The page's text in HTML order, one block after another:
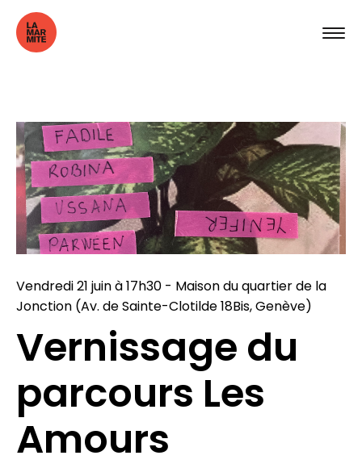
Vendredi 21 juin à 17h30 - Maison du quartier de la
Jonction (Av. de Sainte-Clotilde 18Bis, Genève)
Vernissage du
parcours Les
Amours